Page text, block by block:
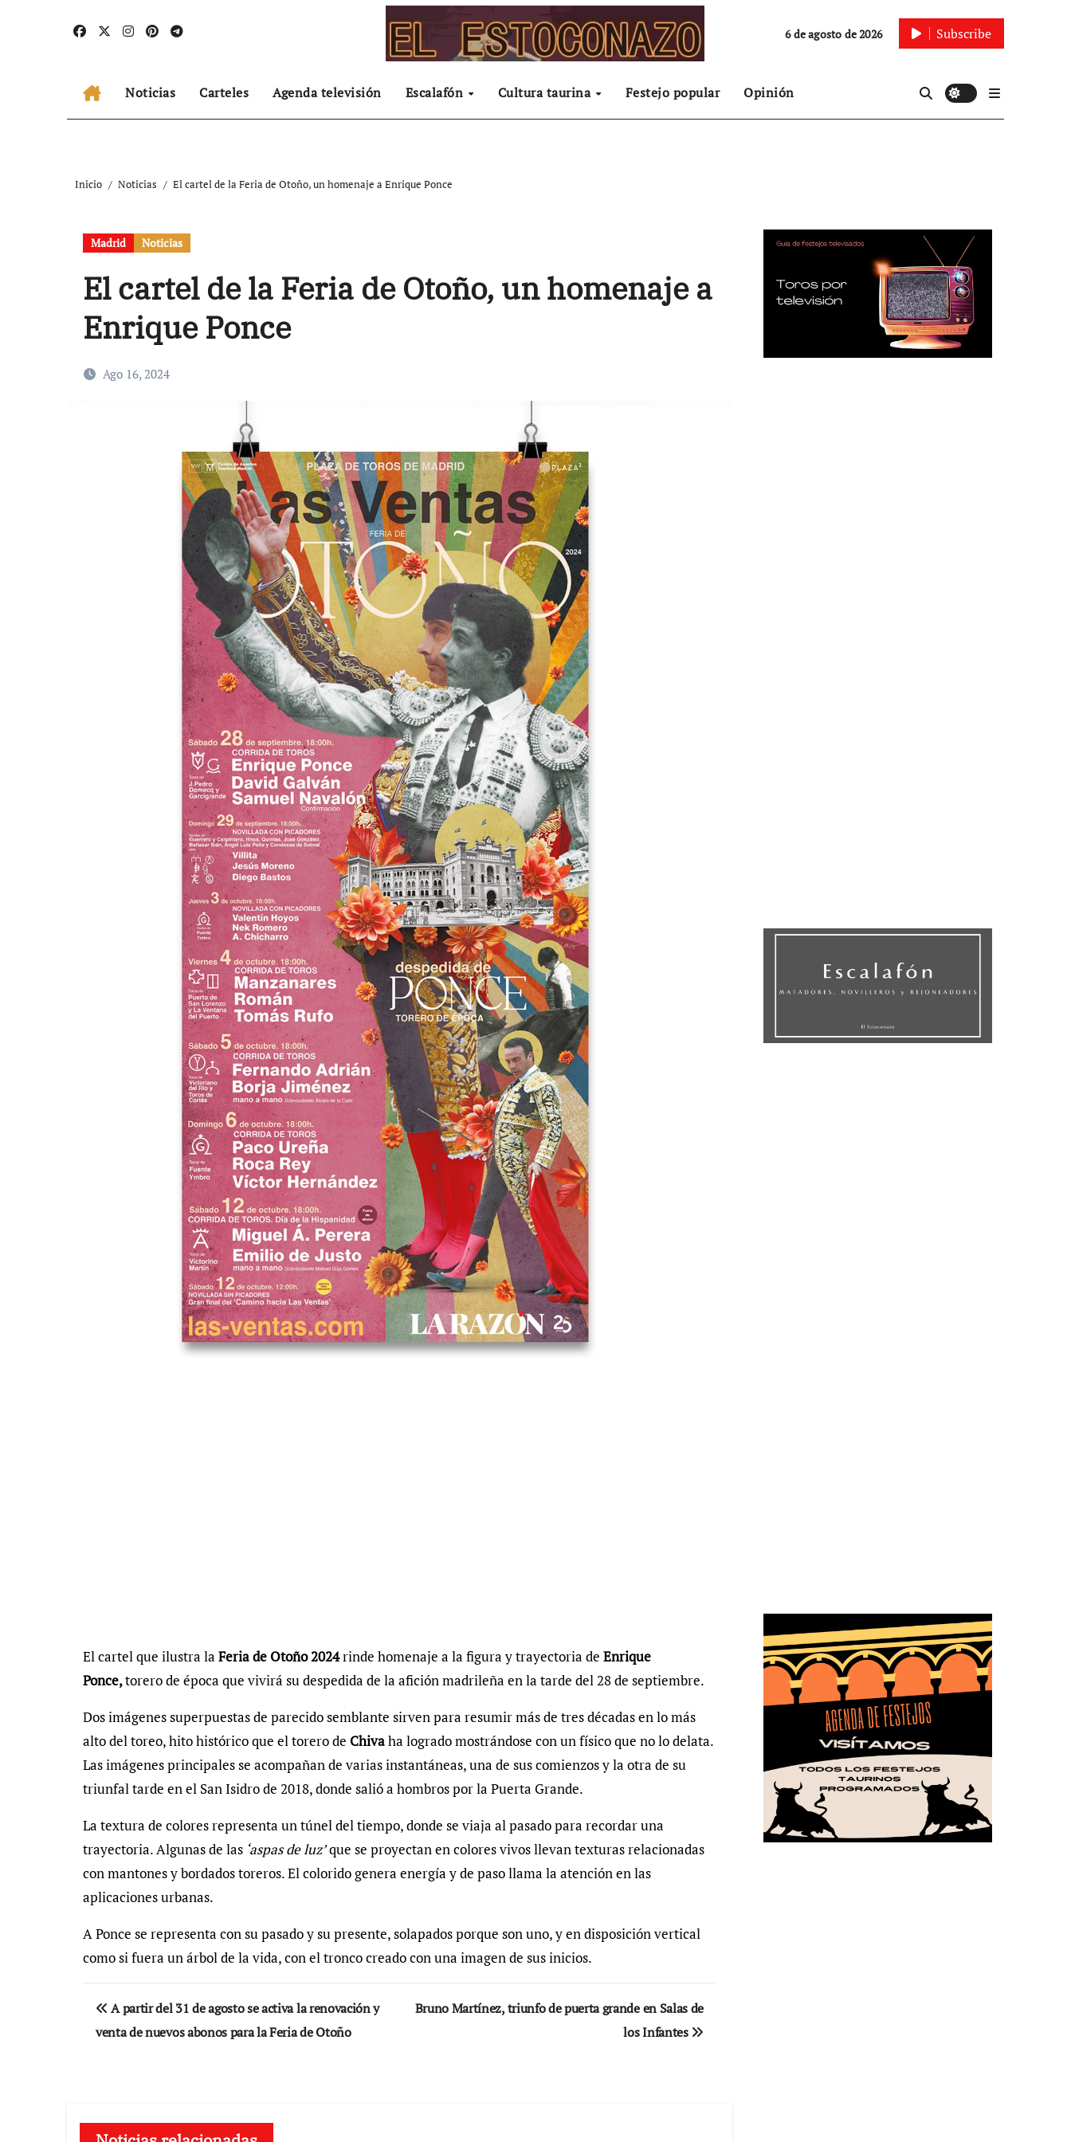
6 de agosto de 2026 Subscribe
Noticias Carteles Agenda televisión Escalafón Cultura taurina Festejo popular Opinión
Inicio Noticias El cartel de la Feria de Otoño, un homenaje a Enrique Ponce
Madrid Noticias
El cartel de la Feria de Otoño, un homenaje a
Enrique Ponce
Ago 16, 2024
El cartel que ilustra la Feria de Otoño 2024rinde homenaje a la figura y trayectoria de Enrique
Ponce,torero de época que vivirá su despedida de la afición madrileña en la tarde del 28 de septiembre.
Dos imágenes superpuestas de parecido semblante sirven para resumir más de tres décadas en lo más
alto del toreo, hito histórico que el torero de Chivaha logrado mostrándose con un físico que no lo delata.
Las imágenes principales se acompañan de varias instantáneas, una de sus comienzos y la otra de su
triunfal tarde en el San Isidro de 2018, donde salió a hombros por la Puerta Grande.
La textura de colores representa un túnel del tiempo, donde se viaja al pasado para recordar una
trayectoria. Algunas de las ‘aspas de luz’que se proyectan en colores vivos llevan texturas relacionadas
con mantones y bordados toreros. El colorido genera energía y de paso llama la atención en las
aplicaciones urbanas.
A Ponce se representa con su pasado y su presente, solapados porque son uno, y en disposición vertical
como si fuera un árbol de la vida, con el tronco creado con una imagen de sus inicios.
Navegación
de
A partir del 31 de agosto se activa la renovación y
venta de nuevos abonos para la Feria de Otoño
Bruno Martínez, triunfo de puerta grande en Salas de
los Infantes